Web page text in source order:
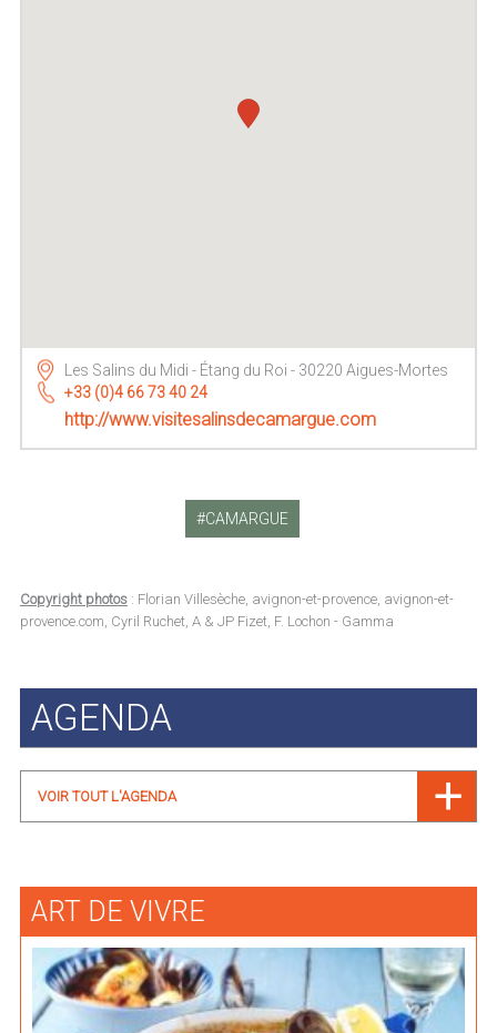
Les Salins du Midi - Étang du Roi - 30220 Aigues-Mortes
+33 (0)4 66 73 40 24
http://www.visitesalinsdecamargue.com
CAMARGUE
Copyright photos: Florian Villesèche, avignon-et-provence, avignon-et-
provence.com, Cyril Ruchet, A & JP Fizet, F. Lochon - Gamma
AGENDA
VOIR TOUT L'AGENDA
ART DE VIVRE